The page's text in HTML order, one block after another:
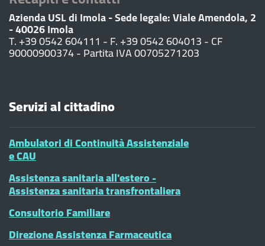
Azienda USL di Imola - Sede legale: Viale Amendola, 2
- 40026 Imola
T. +39 0542 604111 - F. +39 0542 604013 - CF
90000900374 - Partita IVA 00705271203
Servizi al cittadino
Ambulatori di Continuità Assistenziale
e CAU
Assistenza sanitaria all'estero -
Assistenza sanitaria transfrontaliera
Consultorio Familiare
Direzione Assistenza Farmaceutica